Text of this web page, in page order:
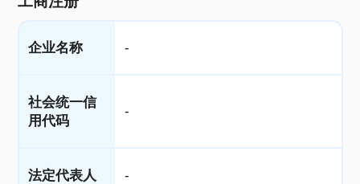
企业名称 -
社会统一信
用代码
-
法定代表人 -